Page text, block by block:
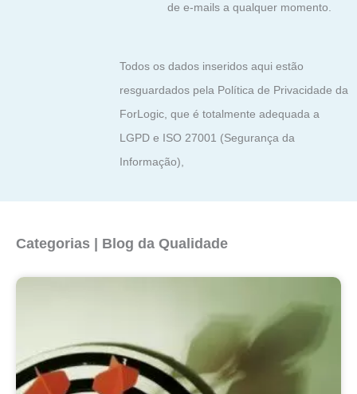
de e-mails a qualquer momento.
Todos os dados inseridos aqui estão
resguardados pela Política de Privacidade da
ForLogic, que é totalmente adequada a
LGPD e ISO 27001 (Segurança da
Informação),
Categorias | Blog da Qualidade